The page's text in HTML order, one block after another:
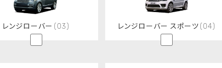
レンジローバー (03) レンジローバー スポーツ (04)